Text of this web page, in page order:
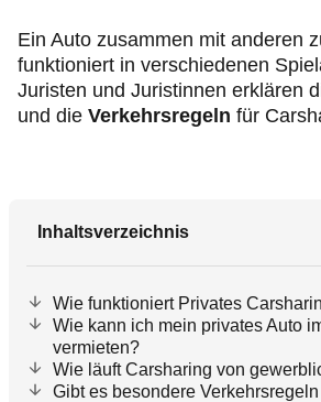
Ein Auto zusammen mit anderen
funktioniert in verschiedenen
Juristen und Juristinnen erklären
und die Verkehrsregeln für
Inhaltsverzeichnis
Wie funktioniert Privates
Wie kann ich mein privates Auto
vermieten?
Wie läuft Carsharing von
Gibt es besondere